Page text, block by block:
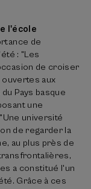
l'école
de
: "Les
de croiser
aux
Pays basque
une
université
de regarder la
au plus près de
a constitué l'un
Grâce à ces